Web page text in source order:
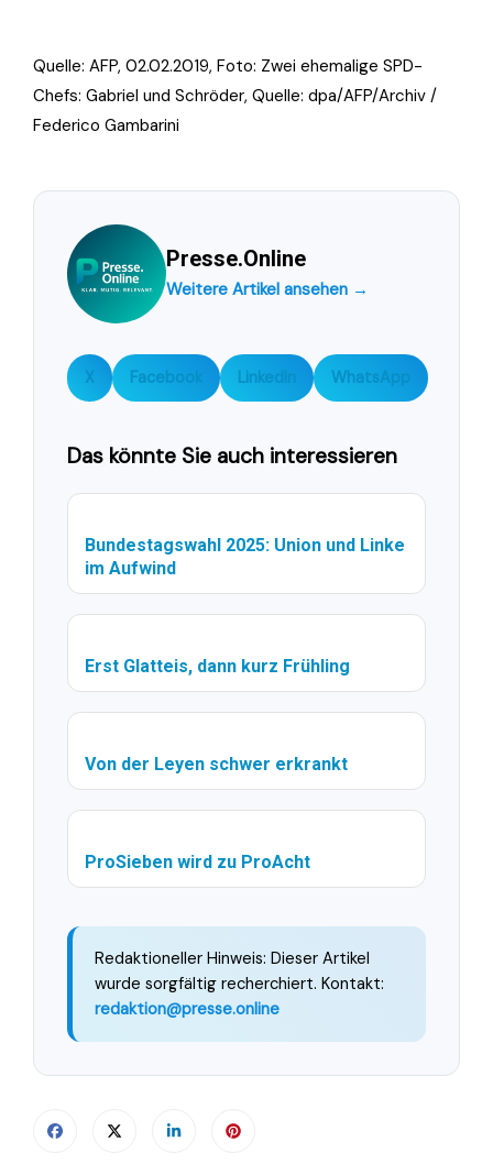
Quelle: AFP, 02.02.2019, Foto: Zwei ehemalige SPD-
Chefs: Gabriel und Schröder, Quelle: dpa/AFP/Archiv /
Federico Gambarini
Presse.Online
Weitere Artikel ansehen →
X Facebook LinkedIn WhatsApp
Das könnte Sie auch interessieren
Bundestagswahl 2025: Union und Linke
im Aufwind
Erst Glatteis, dann kurz Frühling
Von der Leyen schwer erkrankt
ProSieben wird zu ProAcht
Redaktioneller Hinweis: Dieser Artikel
wurde sorgfältig recherchiert. Kontakt:
redaktion@presse.online